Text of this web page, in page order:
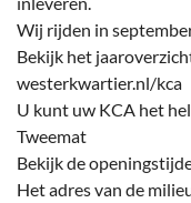
Wij rijden in
Bekijk het
westerkwartier.nl/kca
U kunt uw KCA het
Tweemat
Bekijk de
Het adres van de